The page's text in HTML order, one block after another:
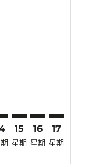
15
星期
16
星期
17
星期